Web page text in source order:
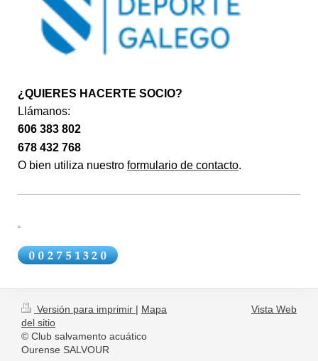
¿QUIERES HACERTE SOCIO?
Llámanos:
606 383 802
678 432 768
O bien utiliza nuestro formulario de contacto.
.
Versión para imprimir | Mapa
del sitio
© Club salvamento acuático
Ourense SALVOUR
Vista Web